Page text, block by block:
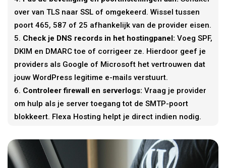
over van TLS naar SSL of omgekeerd. Wissel tussen
poort 465, 587 of 25 afhankelijk van de provider eisen.
Check je DNS records in het hostingpanel: Voeg SPF,
DKIM en DMARC toe of corrigeer ze. Hierdoor geef je
providers als Google of Microsoft het vertrouwen dat
jouw WordPress legitime e-mails verstuurt.
Controleer firewall en serverlogs: Vraag je provider
om hulp als je server toegang tot de SMTP-poort
blokkeert. Flexa Hosting helpt je direct indien nodig.